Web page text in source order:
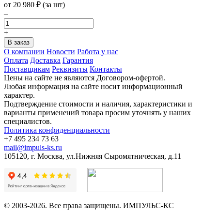
от 20 980 ₽ (за шт)
–
+
О компании Новости Работа у нас
Оплата Доставка Гарантия
Поставщикам Реквизиты Контакты
Цены на сайте не являются Договором-офертой.
Любая информация на сайте носит информационный
характер.
Подтверждение стоимости и наличия, характеристики и
варианты применений товара просим уточнять у наших
специалистов.
Политика конфиденциальности
+7 495 234 73 63
mail@impuls-ks.ru
105120, г. Москва, ул.Нижняя Сыромятническая, д.11
© 2003-2026. Все права защищены. ИМПУЛЬС-КС